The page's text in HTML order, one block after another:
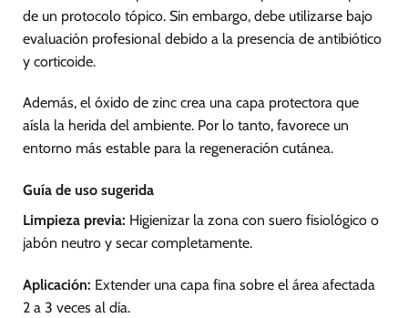
de un protocolo tópico. Sin embargo, debe utilizarse bajo
evaluación profesional debido a la presencia de antibiótico
y corticoide.
Además, el óxido de zinc crea una capa protectora que
aísla la herida del ambiente. Por lo tanto, favorece un
entorno más estable para la regeneración cutánea.
Guía de uso sugerida
Limpieza previa: Higienizar la zona con suero fisiológico o
jabón neutro y secar completamente.
Aplicación: Extender una capa fina sobre el área afectada
2 a 3 veces al día.